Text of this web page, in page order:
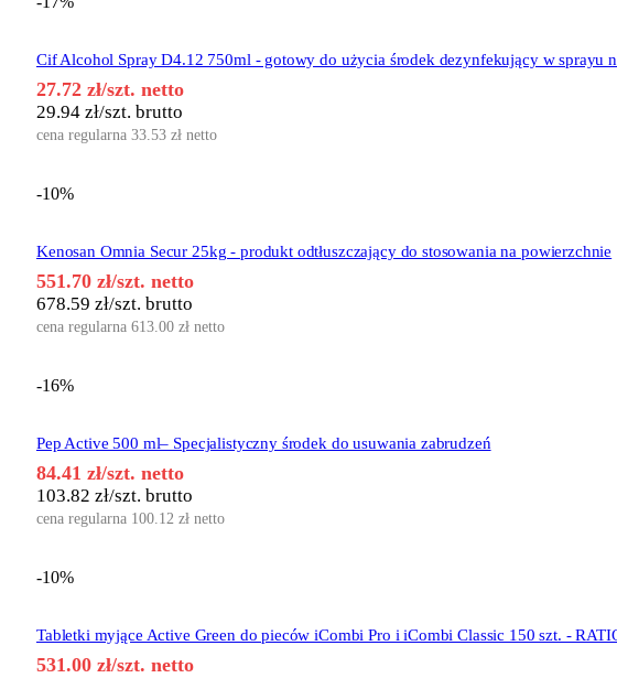
Cif Alcohol Spray D4.12 750ml - gotowy do użycia środek dezynfekujący w sprayu
27.72 zł/szt. netto
29.94 zł/szt. brutto
cena regularna 33.53 zł netto
-10%
Kenosan Omnia Secur 25kg - produkt odtłuszczający do stosowania na powierzchnie
551.70 zł/szt. netto
678.59 zł/szt. brutto
cena regularna 613.00 zł netto
-16%
Pep Active 500 ml– Specjalistyczny środek do usuwania zabrudzeń
84.41 zł/szt. netto
103.82 zł/szt. brutto
cena regularna 100.12 zł netto
-10%
Tabletki myjące Active Green do pieców iCombi Pro i iCombi Classic 150 szt. -
531.00 zł/szt. netto